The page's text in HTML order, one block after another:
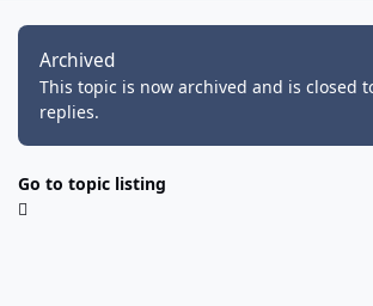
Archived
This topic is now archived and is closed
replies.
Go to topic listing